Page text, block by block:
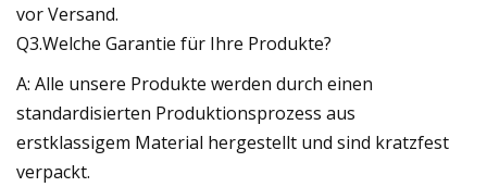
vor Versand.
Q3.Welche Garantie für Ihre Produkte?
A: Alle unsere Produkte werden durch einen
standardisierten Produktionsprozess aus
erstklassigem Material hergestellt und sind kratzfest
verpackt.